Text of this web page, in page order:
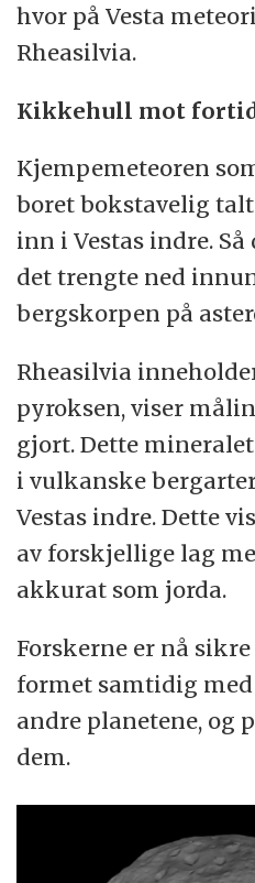
hvor på Vesta
Rheasilvia.
Kikkehull mot
Kjempemeteoren
boret bokstavelig
inn i Vestas indre.
det trengte ned
bergskorpen på
Rheasilvia
pyroksen, viser
gjort. Dette
i vulkanske
Vestas indre. Dette
av forskjellige lag
akkurat som jorda.
Forskerne er nå
formet samtidig
andre planetene, og
dem.